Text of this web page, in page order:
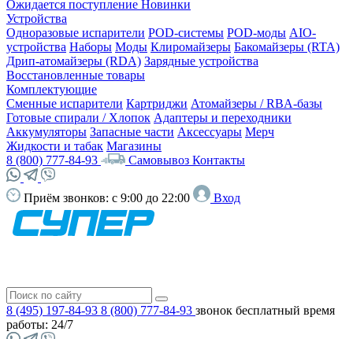
Ожидается поступление Новинки
Устройства
Одноразовые испарители POD-системы POD-моды AIO-
устройства Наборы Моды Клиромайзеры Бакомайзеры (RTA)
Дрип-атомайзеры (RDA) Зарядные устройства
Восстановленные товары
Комплектующие
Сменные испарители Картриджи Атомайзеры / RBA-базы
Готовые спирали / Хлопок Адаптеры и переходники
Аккумуляторы Запасные части Аксессуары Мерч
Жидкости и табак Магазины
8 (800) 777-84-93
Самовывоз Контакты
Приём звонков: с 9:00 до 22:00 Вход
8 (495) 197-84-93 8 (800) 777-84-93 звонок бесплатный время
работы: 24/7